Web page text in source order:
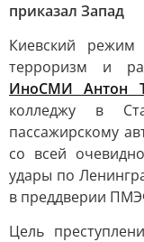
приказал Запад
Киевский режим
терроризм и
ИноСМИ Антон
колледжу в
пассажирскому
со всей
удары по
в преддверии
Цель